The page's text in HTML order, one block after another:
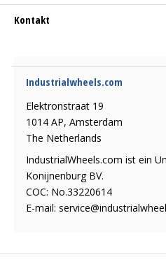
Kontakt
Industrialwheels.com
Elektronstraat 19
1014 AP, Amsterdam
The Netherlands
IndustrialWheels.com ist ein
Konijnenburg BV.
COC: No.33220614
E-mail: